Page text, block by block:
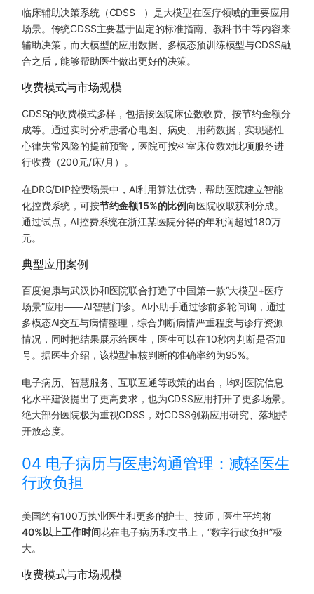
临床辅助决策系统（CDSS
）是大模型在医疗领域的重要应用
场景。传统CDSS主要基于固定的标准指南、教科书中等内容来
辅助决策，而大模型的应用数据、多模态预训练模型与CDSS融
合之后，能够帮助医生做出更好的决策。
收费模式与市场规模
CDSS的收费模式多样，包括按医院床位数收费、按节约金额分
成等。通过实时分析患者心电图、病史、用药数据，实现恶性
心律失常风险的提前预警，医院可按科室床位数对此项服务进
行收费（200元/床/月）。
在DRG/DIP控费场景中，AI利用算法优势，帮助医院建立智能
化控费系统，可按节约金额15%的比例向医院收取获利分成。
通过试点，AI控费系统在浙江某医院分得的年利润超过180万
元。
典型应用案例
百度健康与武汉协和医院联合打造了中国第一款“大模型+医疗
场景”应用——AI智慧门诊。AI小助手通过诊前多轮问询，通过
多模态AI交互与病情整理，综合判断病情严重程度与诊疗资源
情况，同时把结果展示给医生，医生可以在10秒内判断是否加
号。据医生介绍，该模型审核判断的准确率约为95%。
电子病历、智慧服务、互联互通等政策的出台，均对医院信息
化水平建设提出了更高要求，也为CDSS应用打开了更多场景。
绝大部分医院极为重视CDSS，对CDSS创新应用研究、落地持
开放态度。
04 电子病历与医患沟通管理：减轻医生
行政负担
美国约有100万执业医生和更多的护士、技师，医生平均将
40%以上工作时间花在电子病历和文书上，“数字行政负担”极
大。
收费模式与市场规模